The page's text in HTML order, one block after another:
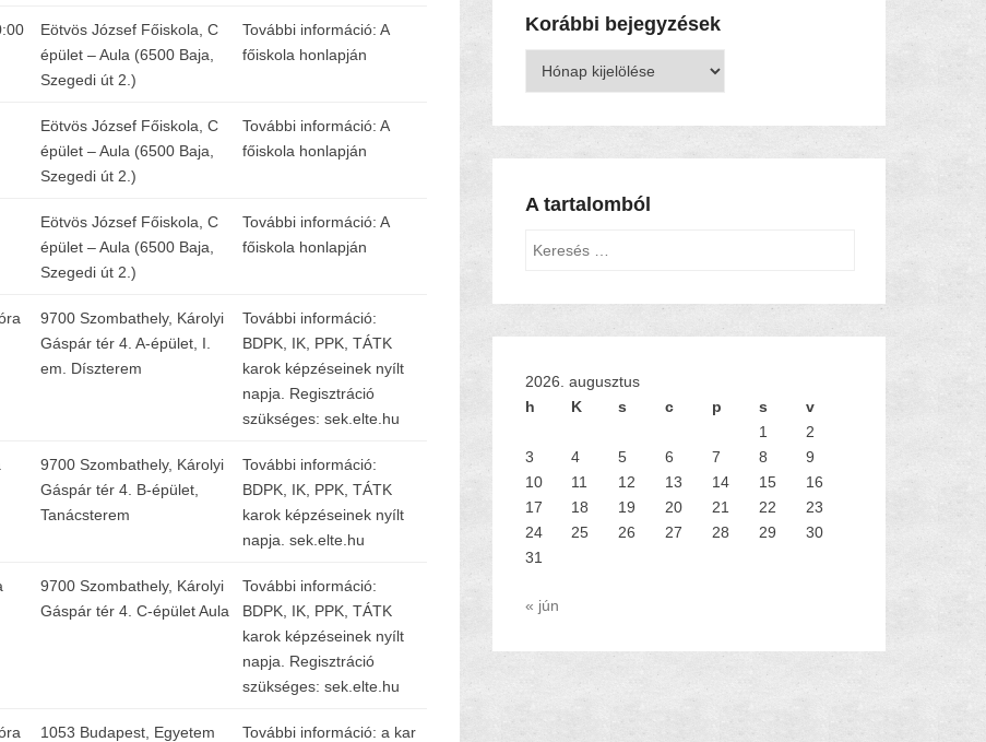
Eötvös József Főiskola, C
épület – Aula (6500 Baja,
Szegedi út 2.)
További információ: A
főiskola honlapján
Eötvös József Főiskola, C
épület – Aula (6500 Baja,
Szegedi út 2.)
További információ: A
főiskola honlapján
Eötvös József Főiskola, C
épület – Aula (6500 Baja,
Szegedi út 2.)
További információ: A
főiskola honlapján
9700 Szombathely, Károlyi
Gáspár tér 4. A-épület, I.
em. Díszterem
További információ:
BDPK, IK, PPK, TÁTK
karok képzéseinek nyílt
napja. Regisztráció
szükséges: sek.elte.hu
9700 Szombathely, Károlyi
Gáspár tér 4. B-épület,
Tanácsterem
További információ:
BDPK, IK, PPK, TÁTK
karok képzéseinek nyílt
napja. sek.elte.hu
9700 Szombathely, Károlyi
Gáspár tér 4. C-épület Aula
További információ:
BDPK, IK, PPK, TÁTK
karok képzéseinek nyílt
napja. Regisztráció
szükséges: sek.elte.hu
1053 Budapest, Egyetem
További információ: a kar
Korábbi bejegyzések
bejegyzések
A tartalomból
Keresés
2026. augusztus
h
K s c p s
v
1
2
3
4 5 6 7 8
9
10
11 12 13 14 15
16
17
18 19 20 21 22
23
24
25 26 27 28 29
30
31
« jún